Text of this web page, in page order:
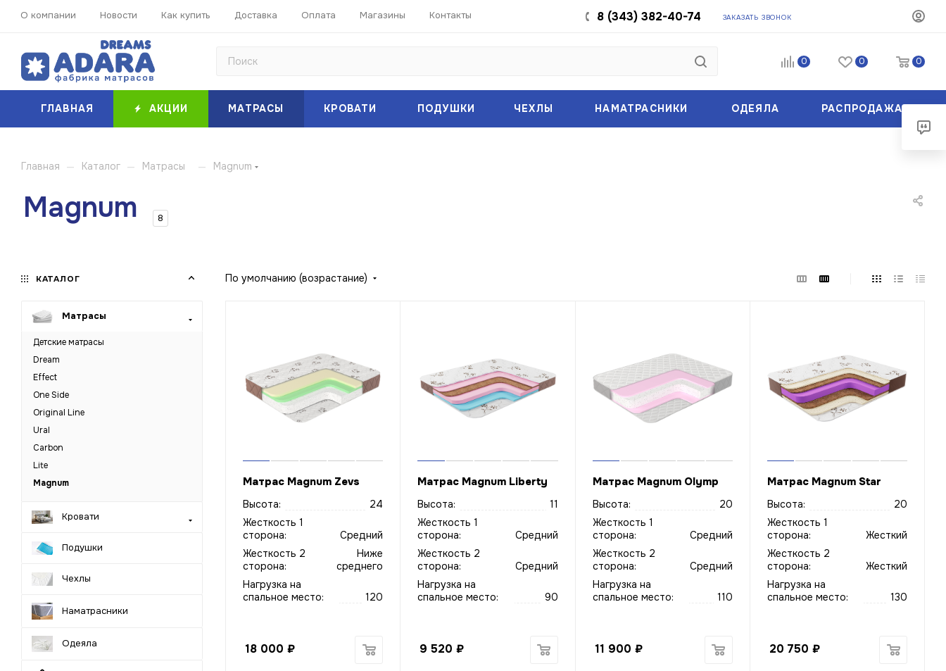
О компании Новости Как купить Доставка Оплата Магазины Контакты 8 (343) 382-40-74 ЗАКАЗАТЬ ЗВОНОК
0 0 0
ГЛАВНАЯ АКЦИИ МАТРАСЫ КРОВАТИ ПОДУШКИ ЧЕХЛЫ НАМАТРАСНИКИ ОДЕЯЛА РАСПРОДАЖА
Главная — Каталог — Матрасы — Magnum
Magnum 8
По умолчанию (возрастание)
Матрас Magnum Zevs
Высота:
24
Жесткость 1
сторона:
Средний
Жесткость 2
сторона:
Ниже
среднего
Нагрузка на
спальное место:
120
18 000 ₽
Матрас Magnum Liberty
Высота:
11
Жесткость 1
сторона:
Средний
Жесткость 2
сторона:
Средний
Нагрузка на
спальное место:
90
9 520 ₽
Матрас Magnum Olymp
Высота:
20
Жесткость 1
сторона:
Средний
Жесткость 2
сторона:
Средний
Нагрузка на
спальное место:
110
11 900 ₽
Матрас Magnum Star
Высота:
20
Жесткость 1
сторона:
Жесткий
Жесткость 2
сторона:
Жесткий
Нагрузка на
спальное место:
130
20 750 ₽
КАТАЛОГ
Матрасы
Детские матрасы
Dream
Effect
One Side
Original Line
Ural
Carbon
Lite
Magnum
Кровати
Подушки
Чехлы
Наматрасники
Одеяла